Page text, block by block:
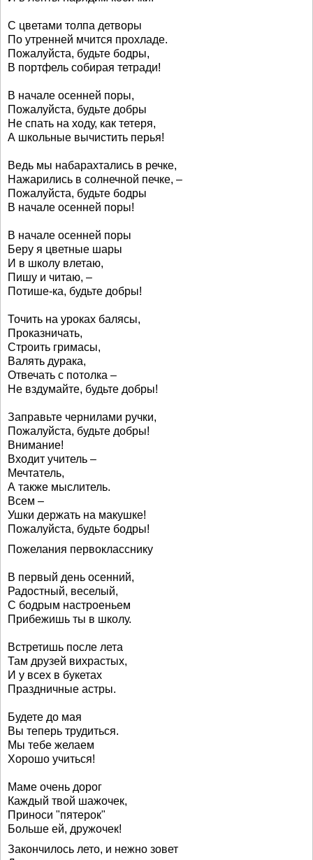
С цветами толпа детворы
По утренней мчится прохладе.
Пожалуйста, будьте бодры,
В портфель собирая тетради!
В начале осенней поры,
Пожалуйста, будьте добры
Не спать на ходу, как тетеря,
А школьные вычистить перья!
Ведь мы набарахтались в речке,
Нажарились в солнечной печке, –
Пожалуйста, будьте бодры
В начале осенней поры!
В начале осенней поры
Беру я цветные шары
И в школу влетаю,
Пишу и читаю, –
Потише-ка, будьте добры!
Точить на уроках балясы,
Проказничать,
Строить гримасы,
Валять дурака,
Отвечать с потолка –
Не вздумайте, будьте добры!
Заправьте чернилами ручки,
Пожалуйста, будьте добры!
Внимание!
Входит учитель –
Мечтатель,
А также мыслитель.
Всем –
Ушки держать на макушке!
Пожалуйста, будьте бодры!
Пожелания первокласснику
В первый день осенний,
Радостный, веселый,
С бодрым настроеньем
Прибежишь ты в школу.
Встретишь после лета
Там друзей вихрастых,
И у всех в букетах
Праздничные астры.
Будете до мая
Вы теперь трудиться.
Мы тебе желаем
Хорошо учиться!
Маме очень дорог
Каждый твой шажочек,
Приноси "пятерок"
Больше ей, дружочек!
Закончилось лето, и нежно зовет